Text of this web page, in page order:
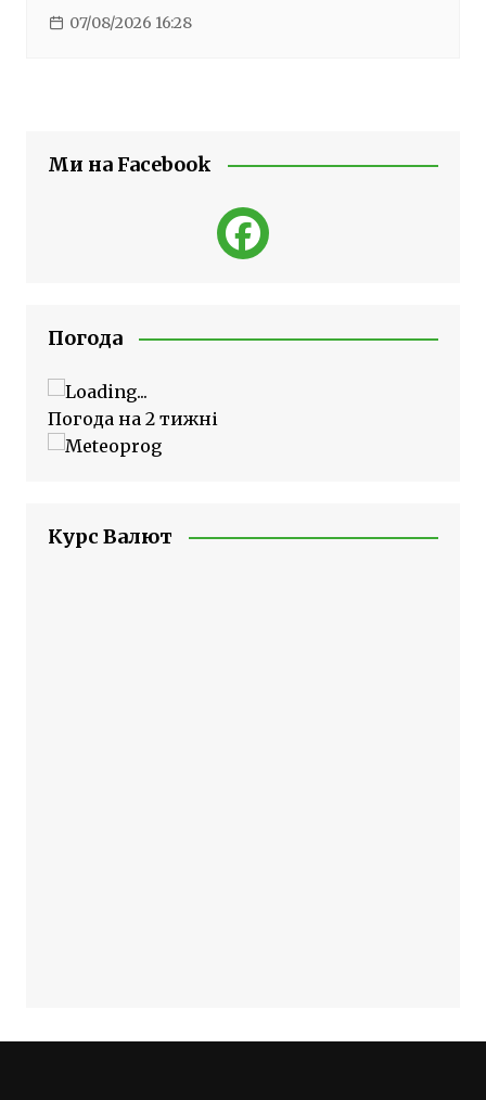
07/08/2026 16:28
Ми на Facebook
Погода
Погода на 2 тижні
Курс Валют